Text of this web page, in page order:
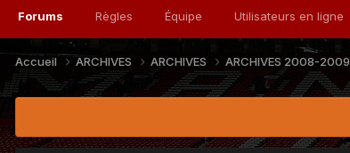
Forums Règles Équipe Utilisateurs en ligne
Accueil ARCHIVES ARCHIVES ARCHIVES 2008-2009